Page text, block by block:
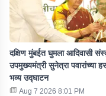
दक्षिण मुंबईत घुमला आदिवासी
उपमुख्यमंत्री सुनेत्रा पवारांच्या
भव्य उद्घाटन
Aug 7 2026 8:01 PM